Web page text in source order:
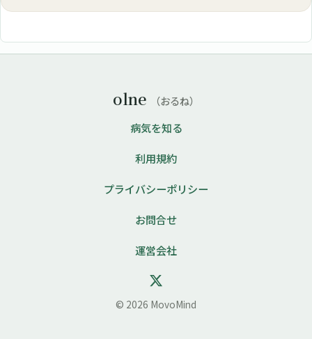
olne （おるね）
病気を知る
利用規約
プライバシーポリシー
お問合せ
運営会社
© 2026 MovoMind